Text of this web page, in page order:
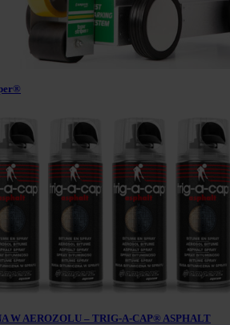
W AEROZOLU – TRIG-A-CAP® ASPHALT